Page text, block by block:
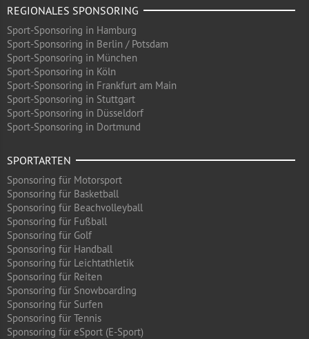
REGIONALES SPONSORING
Sport-Sponsoring in Hamburg
Sport-Sponsoring in Berlin / Potsdam
Sport-Sponsoring in München
Sport-Sponsoring in Köln
Sport-Sponsoring in Frankfurt am Main
Sport-Sponsoring in Stuttgart
Sport-Sponsoring in Düsseldorf
Sport-Sponsoring in Dortmund
SPORTARTEN
Sponsoring für Motorsport
Sponsoring für Basketball
Sponsoring für Beachvolleyball
Sponsoring für Fußball
Sponsoring für Golf
Sponsoring für Handball
Sponsoring für Leichtathletik
Sponsoring für Reiten
Sponsoring für Snowboarding
Sponsoring für Surfen
Sponsoring für Tennis
Sponsoring für eSport (E-Sport)